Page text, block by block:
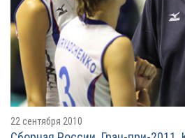
22 сентября 2010